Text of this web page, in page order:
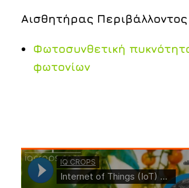
Αισθητήρας Περιβάλλοντος
Φωτοσυνθετική
φωτονίων